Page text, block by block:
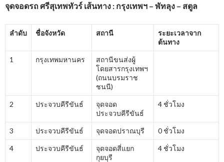
จุดจอดรถ ศรีสุเทพทัวร์ เส้นทาง : กรุงเทพฯ – พัทลุง – สตูล
ลำดับ ชื่อจังหวัด สถานี
ระยะเวลาจาก
ต้นทาง
1 กรุงเทพมหานคร
สถานีขนส่งผู้
โดยสารกรุงเทพฯ
(ถนนบรมราช
ชนนี)
2 ประจวบคีรีขันธ์
จุดจอด
ประจวบคีรีขันธ์
4 ชั่วโมง
3 ประจวบคีรีขันธ์ จุดจอดปราณบุรี 0 ชั่วโมง
4 ประจวบคีรีขันธ์
จุดจอดสี่แยก
กุยบุรี
4 ชั่วโมง